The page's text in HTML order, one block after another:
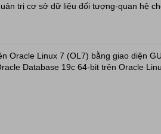
trị cơ sở dữ liệu đối tượng-quan hệ
Oracle Linux 7 (OL7) bằng giao diện
Database 19c 64-bit trên Oracle